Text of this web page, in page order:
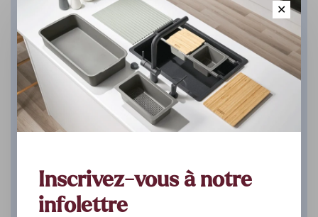
✕
Inscrivez-vous à notre
infolettre